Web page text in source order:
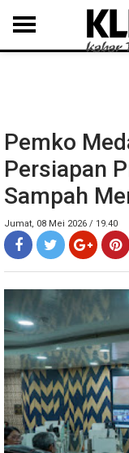
MEDAN LANGKAT
Pemko
Persiapan
Sampah
Jumat, 08 Mei 2026 / 19.40